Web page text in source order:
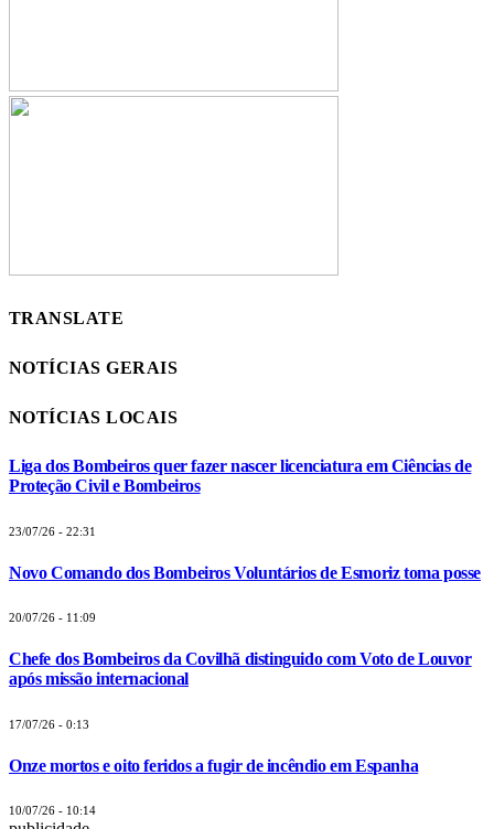
TRANSLATE
NOTÍCIAS GERAIS
NOTÍCIAS LOCAIS
Liga dos Bombeiros quer fazer nascer licenciatura em Ciências de
Proteção Civil e Bombeiros
23/07/26 - 22:31
Novo Comando dos Bombeiros Voluntários de Esmoriz toma posse
20/07/26 - 11:09
Chefe dos Bombeiros da Covilhã distinguido com Voto de Louvor
após missão internacional
17/07/26 - 0:13
Onze mortos e oito feridos a fugir de incêndio em Espanha
10/07/26 - 10:14